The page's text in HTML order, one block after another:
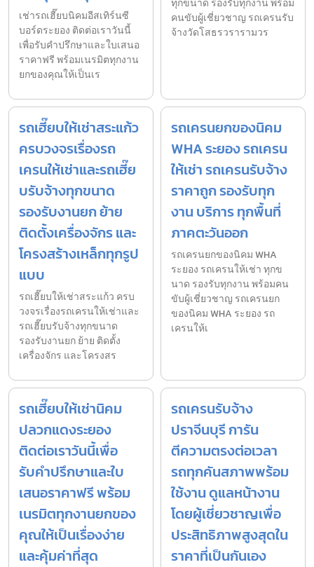
เช่ารถเฮี๊ยบนิคมอีสเทิร์นซี
บอร์ดระยอง ติดต่อเราวันนี้
เพื่อรับคำปรึกษาและใบเสนอ
ราคาฟรี พร้อมเนรมิตทุกงาน
ยกของคุณให้เป็นเร
คนขับผู้เชี่ยวชาญ รถเครนรับ
จ้างวัดโสธรวรารามวร
รถเฮี๊ยบให้เช่าสระแก้ว
ครบวงจรเรื่องรถ
เครนให้เช่าและรถเฮี๊ย
บรับจ้างทุกขนาด
รองรับงานยก ย้าย
ติดตั้งเครื่องจักร และ
โครงสร้างเหล็กทุกรูป
แบบ
รถเฮี๊ยบให้เช่าสระแก้ว ครบ
วงจรเรื่องรถเครนให้เช่าและ
รถเฮี๊ยบรับจ้างทุกขนาด
รองรับงานยก ย้าย ติดตั้ง
เครื่องจักร และโครงสร
รถเครนยกของนิคม
WHA ระยอง รถเครน
ให้เช่า รถเครนรับจ้าง
ราคาถูก รองรับทุก
งาน บริการ ทุกพื้นที่
ภาคตะวันออก
รถเครนยกของนิคม WHA
ระยอง รถเครนให้เช่า ทุกข
นาด รองรับทุกงาน พร้อมคน
ขับผู้เชี่ยวชาญ รถเครนยก
ของนิคม WHA ระยอง รถ
เครนให้เ
รถเฮี๊ยบให้เช่านิคม
ปลวกแดงระยอง
ติดต่อเราวันนี้เพื่อ
รับคำปรึกษาและใบ
เสนอราคาฟรี พร้อม
เนรมิตทุกงานยกของ
คุณให้เป็นเรื่องง่าย
และคุ้มค่าที่สุด
รถเครนรับจ้าง
ปราจีนบุรี การัน
ตีความตรงต่อเวลา
รถทุกคันสภาพพร้อม
ใช้งาน ดูแลหน้างาน
โดยผู้เชี่ยวชาญเพื่อ
ประสิทธิภาพสูงสุดใน
ราคาที่เป็นกันเอง